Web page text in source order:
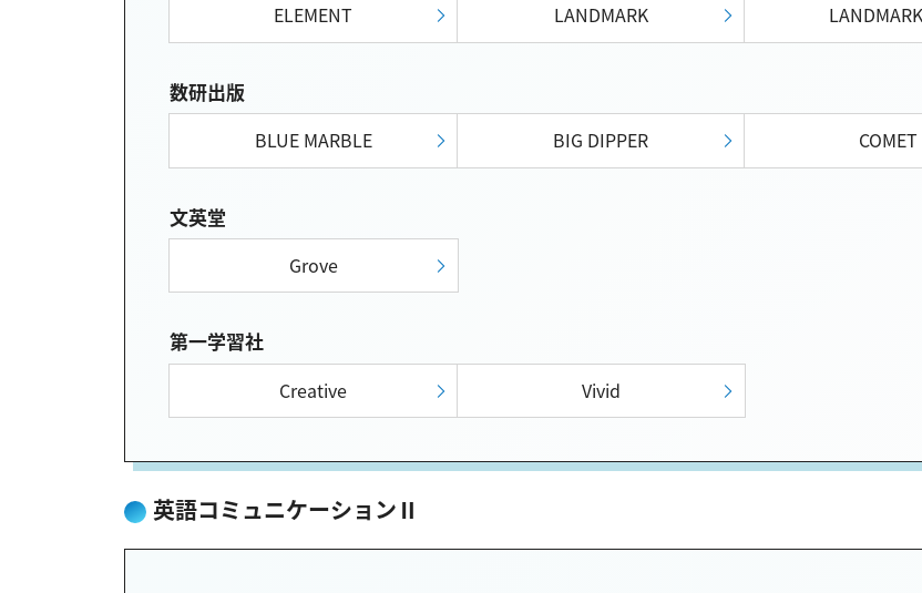
ELEMENT LANDMARK
数研出版
BLUE MARBLE BIG DIPPER COMET
文英堂
Grove
第一学習社
Creative Vivid
英語コミュニケーションⅡ